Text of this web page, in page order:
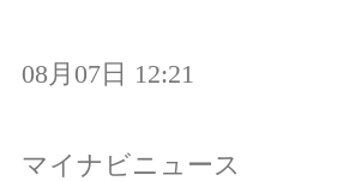
08月07日 12:21
マイナビニュース